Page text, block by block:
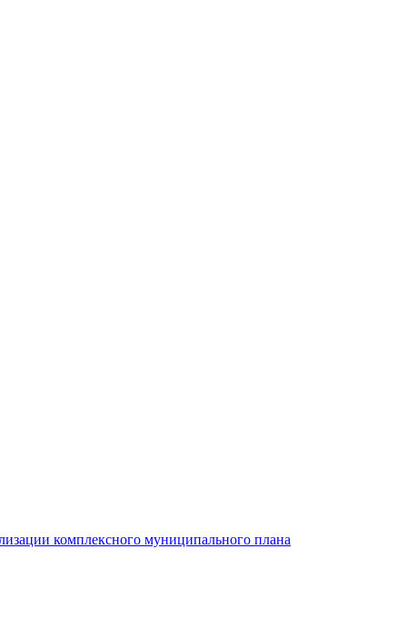
комплексного муниципального плана